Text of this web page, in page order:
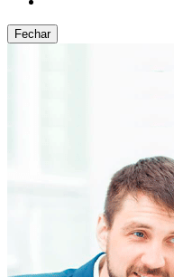
Fechar